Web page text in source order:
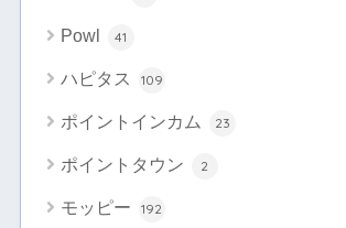
Powl 41
ハピタス 109
ポイントインカム 23
ポイントタウン 2
モッピー 192